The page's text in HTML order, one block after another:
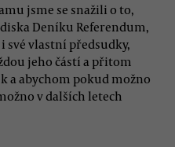
jsme se snažili o to,
Deníku Referendum,
své vlastní předsudky,
jeho částí a přitom
a abychom pokud možno
v dalších letech